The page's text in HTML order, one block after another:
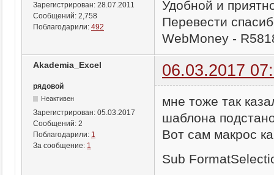
Зарегистрирован: 28.07.2011
Сообщений: 2,758
Поблагодарили: 492
Удобной и
Перевести
WebMoney -
Akademia_Excel 06.03.2017
рядовой
Неактивен
Зарегистрирован: 05.03.2017
Сообщений: 2
Поблагодарили: 1
За сообщение: 1
мне тоже так
шаблона
Вот сам макрос
Sub